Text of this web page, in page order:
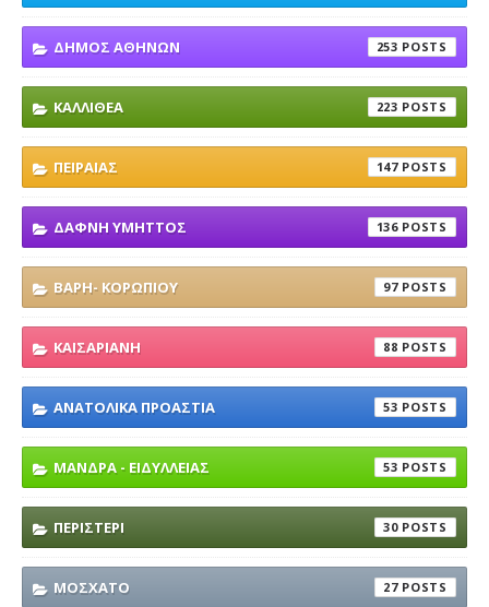
ΔΗΜΟΣ ΑΘΗΝΩΝ 253
ΚΑΛΛΙΘΕΑ 223
ΠΕΙΡΑΙΑΣ 147
ΔΑΦΝΗ ΥΜΗΤΤΟΣ 136
ΒΑΡΗ- ΚΟΡΩΠΙΟΥ 97
ΚΑΙΣΑΡΙΑΝΗ 88
ΑΝΑΤΟΛΙΚΑ ΠΡΟΑΣΤΙΑ 53
ΜΑΝΔΡΑ - ΕΙΔΥΛΛΕΙΑΣ 53
ΠΕΡΙΣΤΕΡΙ 30
ΜΟΣΧΑΤΟ 27